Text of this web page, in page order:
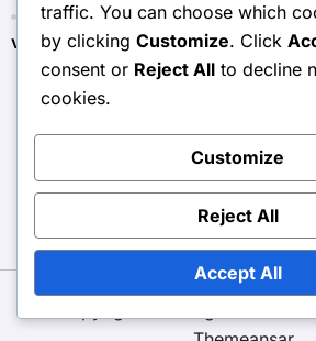
Minecraft Dárková karta: Zásady
vrácení, Zákaznický servis
airsoft-
traffic. You can choose which
by clicking Customize. Click
consent or Reject All to decline
cookies.
Customize
Reject All
Accept All